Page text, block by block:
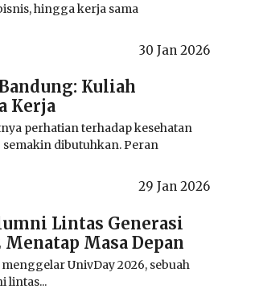
hingga kerja sama
30 Jan 2026
Kuliah
Kerja
perhatian terhadap kesehatan
dibutuhkan. Peran
29 Jan 2026
Lintas Generasi
Masa Depan
UnivDay 2026, sebuah
lintas...